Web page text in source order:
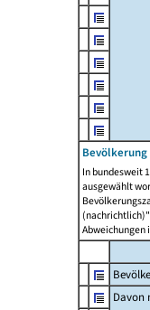
In bundesweit
ausgewählt
Abweichungen
Davon